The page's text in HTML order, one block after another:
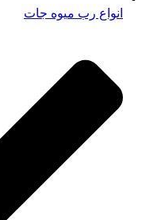
انواع رب میوه جات